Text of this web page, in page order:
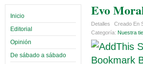
Inicio
Editorial
Opinión
De sábado a sábado
Evo
Detalles Creado En
Categoría: Nuestra